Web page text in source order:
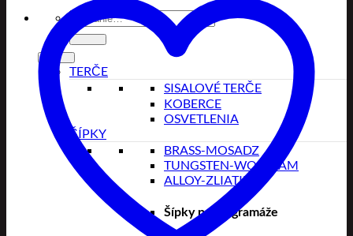
Hľadať:
TERČE
SISALOVÉ TERČE
KOBERCE
OSVETLENIA
ŠÍPKY
BRASS-MOSADZ
TUNGSTEN-WOLFRAM
ALLOY-ZLIATINA
Šípky podľa gramáže